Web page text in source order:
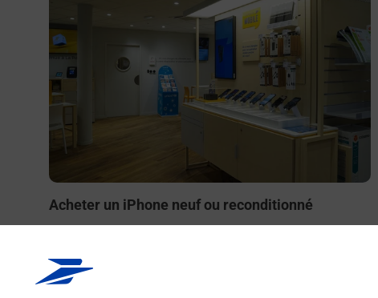
Acheter un iPhone neuf ou reconditionné
dans vos bureaux de Poste à MOURMELON LE GRAND